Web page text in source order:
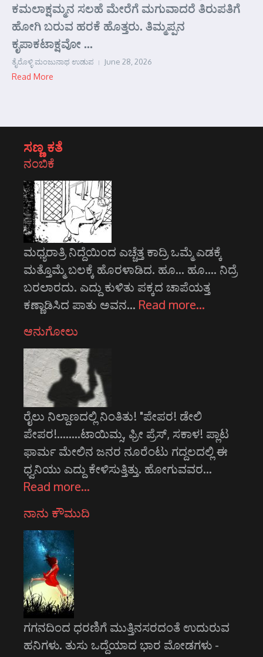
ಕಮಲಾಕ್ಷಮ್ಮನ ಸಲಹೆ ಮೇರೆಗೆ ಮಗುವಾದರೆ ತಿರುಪತಿಗೆ
ಹೋಗಿ ಬರುವ ಹರಕೆ ಹೊತ್ತರು. ತಿಮ್ಮಪ್ಪನ
ಕೃಪಾಕಟಾಕ್ಷವೋ ...
ತೈರೊಳ್ಳಿ ಮಂಜುನಾಥ ಉಡುಪ June 28, 2026
Read More
ಸಣ್ಣ ಕತೆ
ನಂಬಿಕೆ
ಮಧ್ಯರಾತ್ರಿ ನಿದ್ದೆಯಿಂದ ಎಚ್ಚೆತ್ತ ಕಾದ್ರಿ ಒಮ್ಮೆ ಎಡಕ್ಕೆ
ಮತ್ತೊಮ್ಮೆ ಬಲಕ್ಕೆ ಹೊರಳಾಡಿದ. ಹೂ... ಹೂ.... ನಿದ್ರೆ
ಬರಲಾರದು. ಎದ್ದು ಕುಳಿತು ಪಕ್ಕದ ಚಾಪೆಯತ್ತ
ಕಣ್ಣಾಡಿಸಿದ ಪಾತು ಅವನ… Read more…
ಆನುಗೋಲು
ರೈಲು ನಿಲ್ದಾಣದಲ್ಲಿ ನಿಂತಿತು! "ಪೇಪರ! ಡೇಲಿ
ಪೇಪರ!........ಟಾಯಿಮ್ಸ, ಫ್ರೀ ಪ್ರೆಸ್, ಸಕಾಳ! ಪ್ಲಾಟ
ಫಾರ್ಮ ಮೇಲಿನ ಜನರ ನೂರೆಂಟು ಗದ್ದಲದಲ್ಲಿ ಈ
ಧ್ವನಿಯು ಎದ್ದು ಕೇಳಿಸುತ್ತಿತ್ತು. ಹೋಗುವವರ…
Read more…
ನಾನು ಕೌಮುದಿ
ಗಗನದಿಂದ ಧರಣಿಗೆ ಮುತ್ತಿನಸರದಂತೆ ಉದುರುವ
ಹನಿಗಳು. ತುಸು ಒದ್ದೆಯಾದ ಭಾರ ಮೋಡಗಳು -